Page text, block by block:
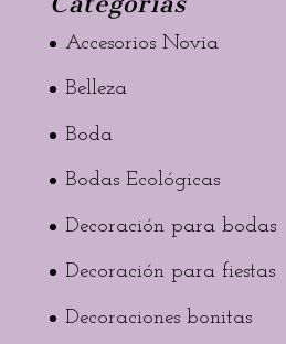
Accesorios Novia
Belleza
Boda
Bodas Ecológicas
Decoración para bodas
Decoración para fiestas
Decoraciones bonitas